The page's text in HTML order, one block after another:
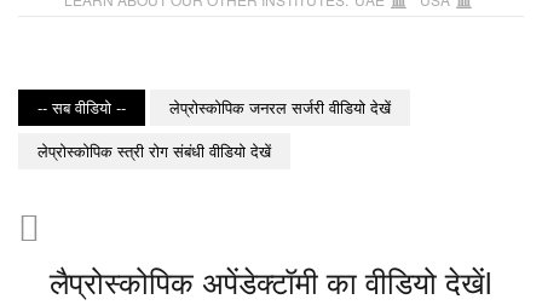
-- सब वीडियो --
लेप्रोस्कोपिक जनरल सर्जरी वीडियो देखें
लेप्रोस्कोपिक स्त्री रोग संबंधी वीडियो देखें
लैप्रोस्कोपिक अपेंडेक्टॉमी का वीडियो देखेंl